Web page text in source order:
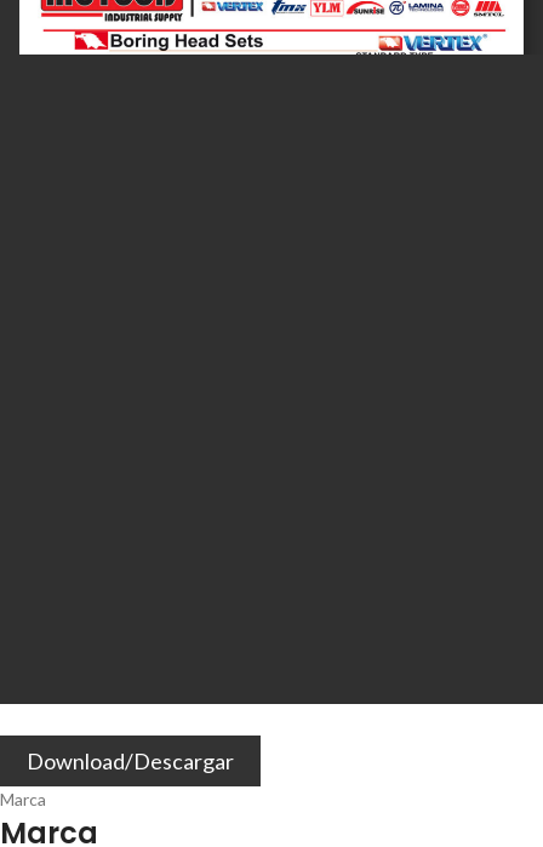
Download/Descargar
Marca
Marca